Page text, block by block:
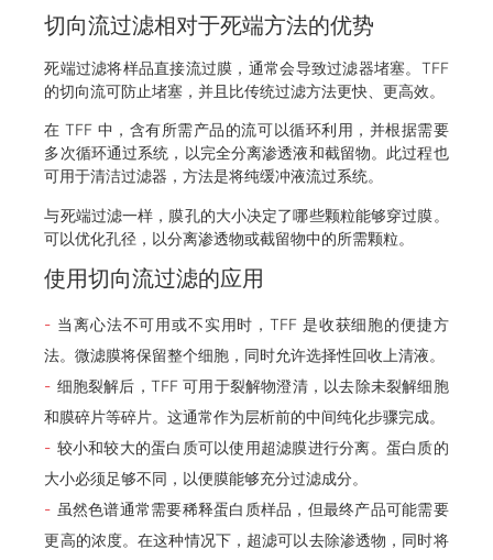
切向流过滤相对于死端方法的优势
死端过滤将样品直接流过膜，通常会导致过滤器堵塞。TFF
的切向流可防止堵塞，并且比传统过滤方法更快、更高效。
在 TFF 中，含有所需产品的流可以循环利用，并根据需要
多次循环通过系统，以完全分离渗透液和截留物。此过程也
可用于清洁过滤器，方法是将纯缓冲液流过系统。
与死端过滤一样，膜孔的大小决定了哪些颗粒能够穿过膜。
可以优化孔径，以分离渗透物或截留物中的所需颗粒。
使用切向流过滤的应用
当离心法不可用或不实用时，TFF 是收获细胞的便捷方
法。微滤膜将保留整个细胞，同时允许选择性回收上清液。
细胞裂解后，TFF 可用于裂解物澄清，以去除未裂解细胞
和膜碎片等碎片。这通常作为层析前的中间纯化步骤完成。
较小和较大的蛋白质可以使用超滤膜进行分离。蛋白质的
大小必须足够不同，以便膜能够充分过滤成分。
虽然色谱通常需要稀释蛋白质样品，但最终产品可能需要
更高的浓度。在这种情况下，超滤可以去除渗透物，同时将